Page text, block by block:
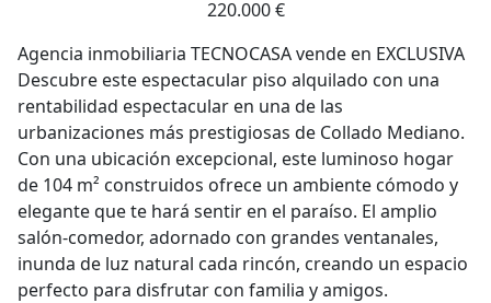
220.000 €
Agencia inmobiliaria TECNOCASA vende en EXCLUSIVA
Descubre este espectacular piso alquilado con una
rentabilidad espectacular en una de las
urbanizaciones más prestigiosas de Collado Mediano.
Con una ubicación excepcional, este luminoso hogar
de 104 m² construidos ofrece un ambiente cómodo y
elegante que te hará sentir en el paraíso. El amplio
salón-comedor, adornado con grandes ventanales,
inunda de luz natural cada rincón, creando un espacio
perfecto para disfrutar con familia y amigos.